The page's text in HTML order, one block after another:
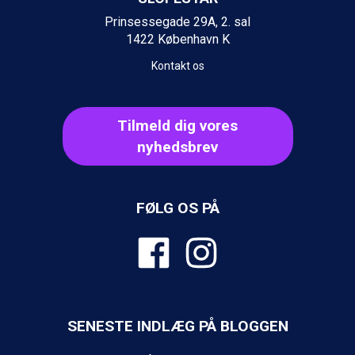
Ischgl fra DKK 7.095
Fieberbrunn fra DKK 6.145
St. Anton fra DKK 7.245
Zell am See fra DKK 4.095
Ponte di Legno fra DKK 4.745
Alleghe fra DKK 5.595
Bad Gastein fra DKK 4.195
Sauze dOulx fra DKK 4.045
La Thuile fra DKK 4.595
Cervinia fra DKK 5.295
Bad Hofgastein fra DKK 5.495
Champoluc fra DKK 3.795
Prinsessegade 29A, 2. sal
1422 København K
Kontakt os
Tilmeld dig vores
nyhedsbrev
FØLG OS PÅ
SENESTE INDLÆG PÅ BLOGGEN